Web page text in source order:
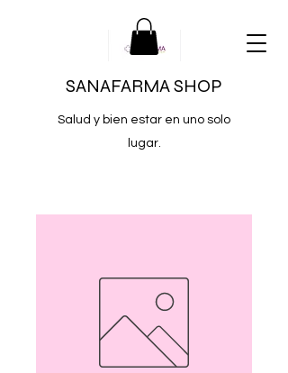
SANAFARMA SHOP
Salud y bien estar en uno solo
lugar.